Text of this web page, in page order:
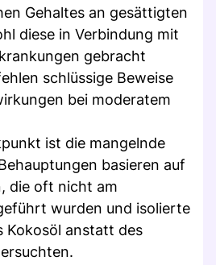
Gehaltes an gesättigten
diese in Verbindung mit
gebracht
schlüssige Beweise
bei moderatem
ist die mangelnde
basieren auf
die oft nicht am
wurden und isolierte
Kokosöl anstatt des